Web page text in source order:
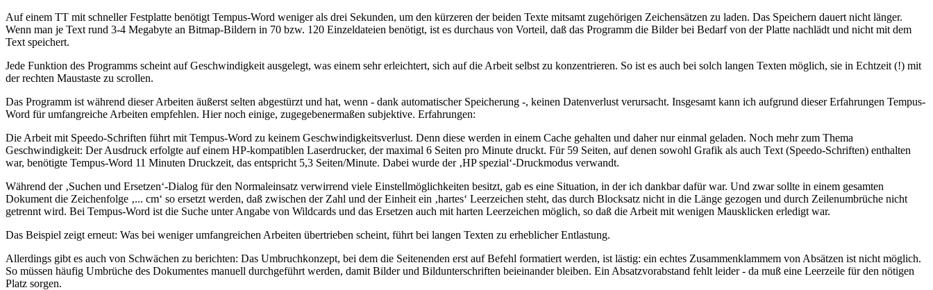
Auf einem TT mit schneller Festplatte benötigt Tempus-Word weniger als drei Sekunden, um den kürzeren der beiden Texte mitsamt zugehörigen Zeichensätzen zu laden. Das Speichern dauert nicht länger.
Wenn man je Text rund 3-4 Megabyte an Bitmap-Bildern in 70 bzw. 120 Einzeldateien benötigt, ist es durchaus von Vorteil, daß das Programm die Bilder bei Bedarf von der Platte nachlädt und nicht mit dem
Text speichert.
Jede Funktion des Programms scheint auf Geschwindigkeit ausgelegt, was einem sehr erleichtert, sich auf die Arbeit selbst zu konzentrieren. So ist es auch bei solch langen Texten möglich, sie in Echtzeit (!) mit
der rechten Maustaste zu scrollen.
Das Programm ist während dieser Arbeiten äußerst selten abgestürzt und hat, wenn - dank automatischer Speicherung -, keinen Datenverlust verursacht. Insgesamt kann ich aufgrund dieser Erfahrungen Tempus-
Word für umfangreiche Arbeiten empfehlen. Hier noch einige, zugegebenermaßen subjektive. Erfahrungen:
Die Arbeit mit Speedo-Schriften führt mit Tempus-Word zu keinem Geschwindigkeitsverlust. Denn diese werden in einem Cache gehalten und daher nur einmal geladen. Noch mehr zum Thema
Geschwindigkeit: Der Ausdruck erfolgte auf einem HP-kompatiblen Laserdrucker, der maximal 6 Seiten pro Minute druckt. Für 59 Seiten, auf denen sowohl Grafik als auch Text (Speedo-Schriften) enthalten
war, benötigte Tempus-Word 11 Minuten Druckzeit, das entspricht 5,3 Seiten/Minute. Dabei wurde der ‚HP spezial‘-Druckmodus verwandt.
Während der ‚Suchen und Ersetzen‘-Dialog für den Normaleinsatz verwirrend viele Einstellmöglichkeiten besitzt, gab es eine Situation, in der ich dankbar dafür war. Und zwar sollte in einem gesamten
Dokument die Zeichenfolge ‚... cm‘ so ersetzt werden, daß zwischen der Zahl und der Einheit ein ‚hartes‘ Leerzeichen steht, das durch Blocksatz nicht in die Länge gezogen und durch Zeilenumbrüche nicht
getrennt wird. Bei Tempus-Word ist die Suche unter Angabe von Wildcards und das Ersetzen auch mit harten Leerzeichen möglich, so daß die Arbeit mit wenigen Mausklicken erledigt war.
Das Beispiel zeigt erneut: Was bei weniger umfangreichen Arbeiten übertrieben scheint, führt bei langen Texten zu erheblicher Entlastung.
Allerdings gibt es auch von Schwächen zu berichten: Das Umbruchkonzept, bei dem die Seitenenden erst auf Befehl formatiert werden, ist lästig: ein echtes Zusammenklammem von Absätzen ist nicht möglich.
So müssen häufig Umbrüche des Dokumentes manuell durchgeführt werden, damit Bilder und Bildunterschriften beieinander bleiben. Ein Absatzvorabstand fehlt leider - da muß eine Leerzeile für den nötigen
Platz sorgen.